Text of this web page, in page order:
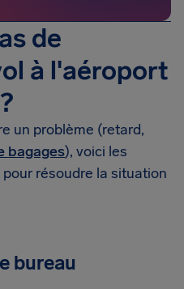
de
à l'aéroport
un problème (retard,
bagages), voici les
résoudre la situation
bureau